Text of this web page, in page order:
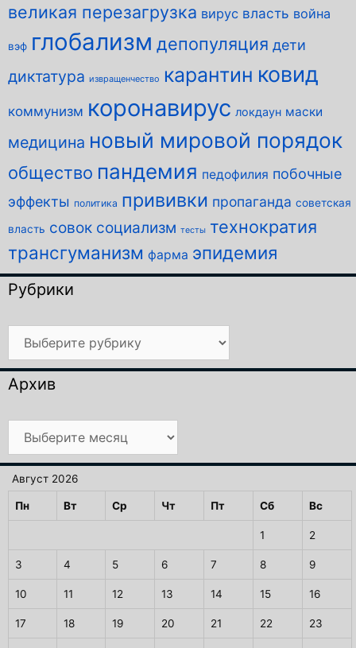
великая перезагрузка вирус власть война
вэф глобализм депопуляция дети
диктатура извращенчество карантин ковид
коммунизм коронавирус локдаун маски
медицина новый мировой порядок
общество пандемия педофилия побочные
эффекты политика прививки пропаганда советская
власть совок социализм тесты технократия
трансгуманизм фарма эпидемия
Рубрики
Архив
Август 2026
Пн Вт Ср Чт Пт Сб Вс
1 2
3 4 5 6 7 8 9
10 11 12 13 14 15 16
17 18 19 20 21 22 23